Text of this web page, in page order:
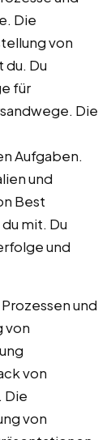
Die
von
Du
für
Die
Aufgaben.
und
Best
mit. Du
und
und
von
von
Die
von